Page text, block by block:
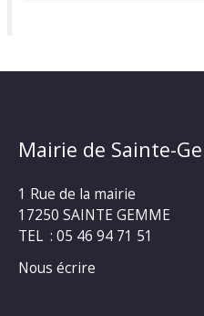
Mairie de Sainte-
1 Rue de la mairie
17250 SAINTE GEMME
TEL : 05 46 94 71 51
Nous écrire